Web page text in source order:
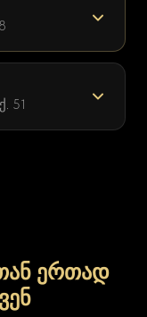
51
ერთად